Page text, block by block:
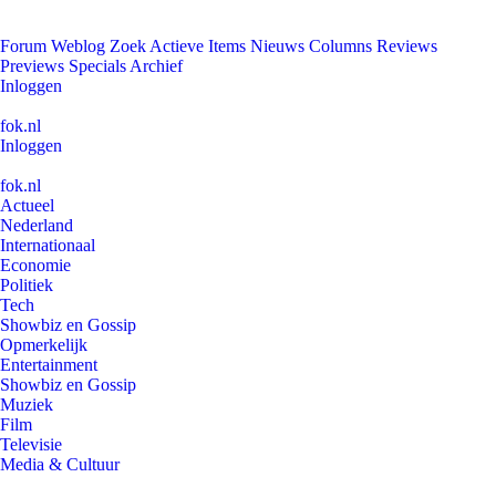
Forum Weblog Zoek Actieve Items Nieuws Columns Reviews
Previews Specials Archief
Inloggen
fok.nl
Inloggen
fok.nl
Actueel
Nederland
Internationaal
Economie
Politiek
Tech
Showbiz en Gossip
Opmerkelijk
Entertainment
Showbiz en Gossip
Muziek
Film
Televisie
Media & Cultuur